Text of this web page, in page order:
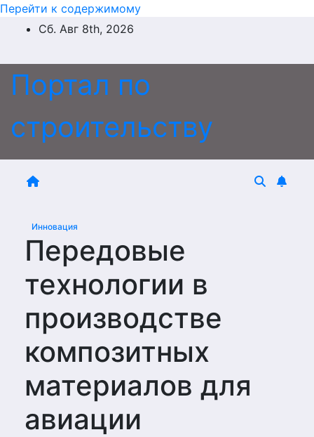
Перейти к содержимому
Сб. Авг 8th, 2026
Портал по
строительству
Инновация
Передовые
технологии в
производстве
композитных
материалов для
авиации